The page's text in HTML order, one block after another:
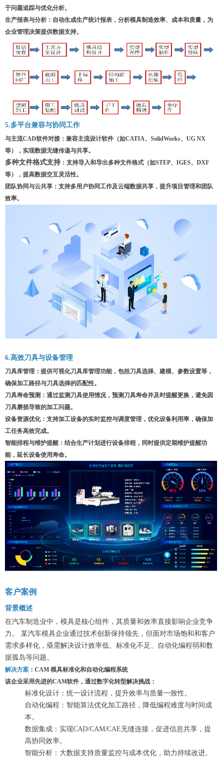
于问题追踪与优化分析。
生产报表与分析 ： 自动生成生产统计报表，分析模具制造效率、成本和质量，为
企业管理决策提供数据支持。
5.多平台兼容与协同工作
与主流CAD软件对接 ： 兼容主流设计软件（如CATIA、SolidWorks、UG NX
等），实现数据无缝传递与共享。
多种文件格式支持 ：支持导入和导出多种文件格式（如STEP、IGES、DXF
等），提高数据交互灵活性。
团队协同与云共享 ： 支持多用户协同工作及云端数据共享，提升项目管理和团队
效率。
6.高效刀具与设备管理
刀具库管理 ： 提供可视化刀具库管理功能，包括刀具选择、建模、参数设置等，
确保加工路径与刀具选择的匹配性。
刀具寿命预测 ： 通过监测刀具使用情况，预测刀具寿命并及时提醒更换，避免因
刀具磨损导致的加工问题。
设备资源优化： 支持加工设备的实时监控与调度管理，优化设备利用率，确保加
工任务高效完成。
智能排程与维护提醒 ： 结合生产计划进行设备排程，同时提供定期维护提醒功
能，延长设备使用寿命。
客户案例
背景概述
在汽车制造业中，模具是核心组件，其质量和效率直接影响企业竞争
力。 某汽车模具企业通过技术创新保持领先，但面对市场饱和和客户
需求多样化，亟需解决设计效率低、标准化不足、自动化编程弱和数
据孤岛等问题。
解决方案 ：CAM 模具标准化和自动化编程系统
该企业采用先进的CAM软件，通过数字化转型解决挑战：
标准化设计：统一设计流程，提升效率与质量一致性。
自动化编程：智能算法优化加工路径，降低编程难度与时间成
本。
数据集成：实现CAD/CAM/CAE无缝连接，促进信息共享，提
高协同效率。
智能分析：大数据支持质量监控与成本优化，助力持续改进。